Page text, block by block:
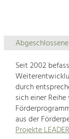
Seit 2002
durch
sich einer
aus der
Projekte